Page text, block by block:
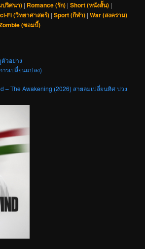
ริศนา) | Romance (รัก) |Short (หนังสั้น) |
Fi (วิทยาศาสตร์) |Sport (กีฬา) |War (สงคราม)
(ซอมบี้)
วอย่าง
รเปลี่ยนแปลง)
– The Awakening (2026) สายลมเปลี่ยนทิศ ปวง